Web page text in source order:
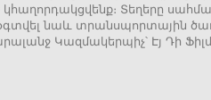
կհաղորդակցվենք։ Տեղերը
նաև տրանսպորտային
Կազմակերպիչ՝ Էյ Դի